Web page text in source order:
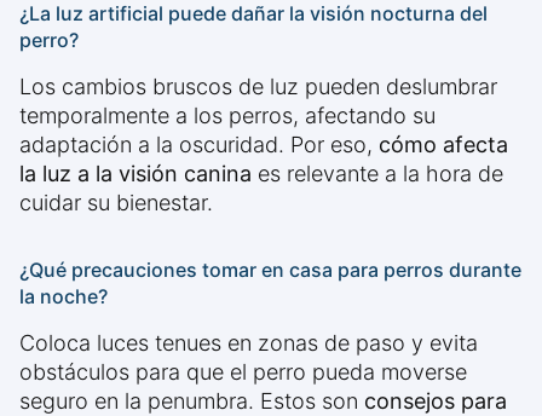
¿La luz artificial puede dañar la visión nocturna del
perro?
Los cambios bruscos de luz pueden deslumbrar
temporalmente a los perros, afectando su
adaptación a la oscuridad. Por eso, cómo afecta
la luz a la visión canina es relevante a la hora de
cuidar su bienestar.
¿Qué precauciones tomar en casa para perros durante
la noche?
Coloca luces tenues en zonas de paso y evita
obstáculos para que el perro pueda moverse
seguro en la penumbra. Estos son consejos para